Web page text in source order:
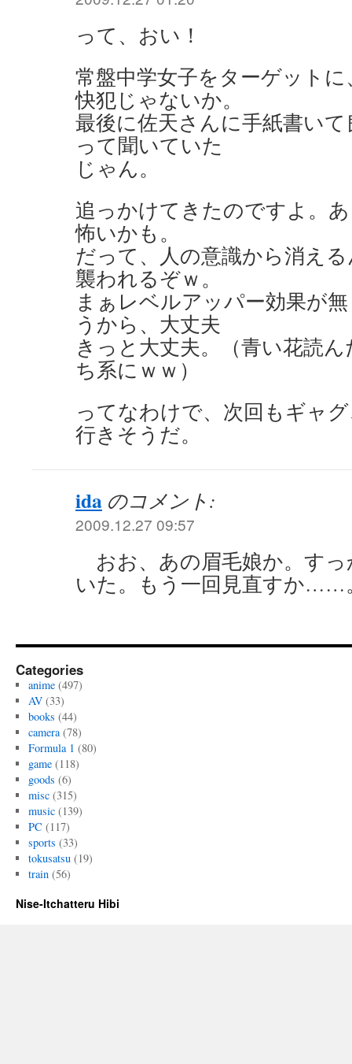
って、おい！
常盤中学女子をターゲット
快犯じゃないか。
最後に佐天さんに手紙書い
って聞いていた
じゃん。
追っかけてきたのですよ。
怖いかも。
だって、人の意識から消え
襲われるぞｗ。
まぁレベルアッパー効果が
うから、大丈夫
きっと大丈夫。（青い花読
ち系にｗｗ）
ってなわけで、次回もギャ
行きそうだ。
ida のコメント:
2009.12.27 09:57
おお、あの眉毛娘か。す
いた。もう一回見直すか……
Categories
anime(497)
AV(33)
books (44)
camera(78)
Formula 1 (80)
game(118)
goods (6)
misc(315)
music(139)
PC (117)
sports (33)
tokusatsu(19)
train(56)
Nise-Itchatteru Hibi